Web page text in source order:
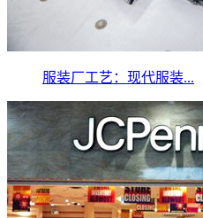
服装厂工艺：现代服装...